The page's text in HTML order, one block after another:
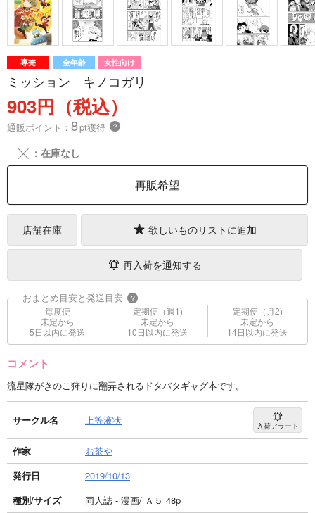
専売 全年齢 女性向け
ミッション キノコガリ
903円（税込）
通販ポイント： 8pt獲得 ？
╳ ：在庫なし
再販希望
店舗在庫 欲しいものリストに追加
再入荷を通知する
おまとめ目安と発送目安 ?
毎度便
未定から
5日以内に発送
定期便（週1)
未定から
10日以内に発送
定期便（月2)
未定から
14日以内に発送
コメント
流星隊がきのこ狩りに翻弄されるドタバタギャグ本です。
サークル名 上等液状 入荷アラート
作家
お茶や
発行日
2019/10/13
種別/サイズ
同人誌 - 漫画/ Ａ５ 48p